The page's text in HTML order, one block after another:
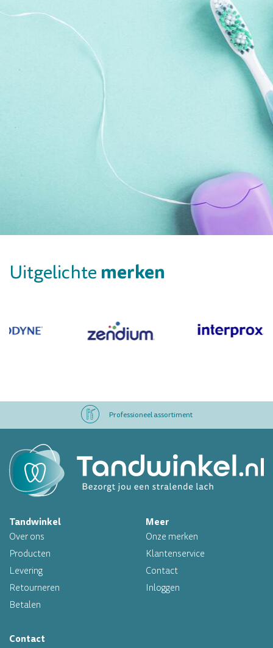
Uitgelichte merken
Professioneel assortiment
Op werkdagen voor 16.00 uur besteld, morgen in huis
Professioneel assortiment
Altijd op voorraad
Tandwinkel
Over ons
Producten
Levering
Retourneren
Betalen
Meer
Onze merken
Klantenservice
Contact
Inloggen
Contact